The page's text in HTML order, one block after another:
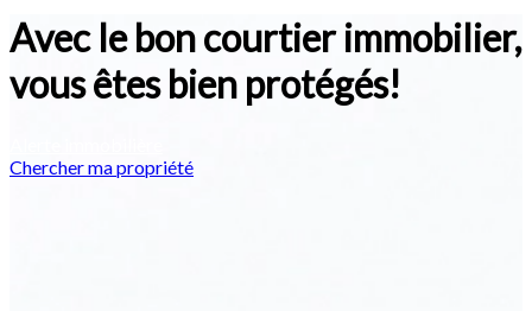
Avec le bon courtier immobilier,
vous êtes bien protégés!
Chercher ma propriété